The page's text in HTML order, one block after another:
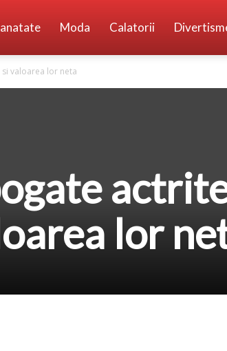
Moda Calatorii
valoarea lor neta
lor